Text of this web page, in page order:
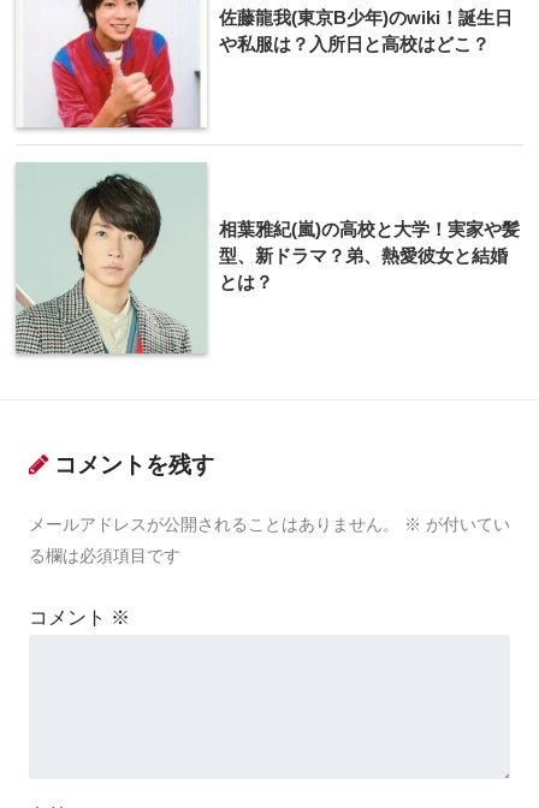
佐藤龍我(東京B少年)のwiki！誕生日
や私服は？入所日と高校はどこ？
相葉雅紀(嵐)の高校と大学！実家や髪
型、新ドラマ？弟、熱愛彼女と結婚
とは？
コメントを残す
メールアドレスが公開されることはありません。 ※ が付いてい
る欄は必須項目です
コメント ※